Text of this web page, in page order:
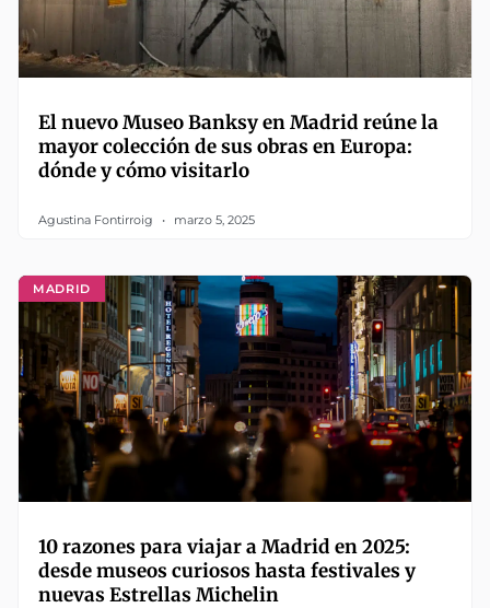
El nuevo Museo Banksy en Madrid reúne la
mayor colección de sus obras en Europa:
dónde y cómo visitarlo
Agustina Fontirroig marzo 5, 2025
MADRID
10 razones para viajar a Madrid en 2025:
desde museos curiosos hasta festivales y
nuevas Estrellas Michelin